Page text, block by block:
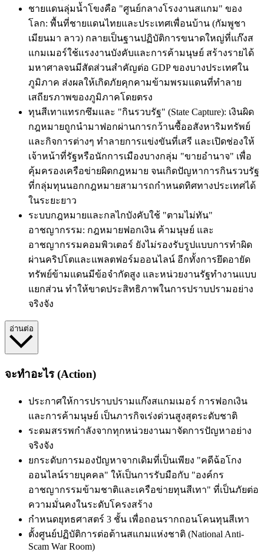
ชายแดนลุ่มน้ำโขงคือ "ศูนย์กลางโรงงานสแกม" ของ
โลก: พื้นที่ชายแดนไทยและประเทศเพื่อนบ้าน (กัมพูชา
เมียนมา ลาว) กลายเป็นฐานปฏิบัติการขนาดใหญ่ที่แก๊งส
แกมเมอร์ใช้แรงงานบังคับและการค้ามนุษย์ สร้างรายได้
มหาศาลจนมีสัดส่วนสำคัญต่อ GDP ของบางประเทศใน
ภูมิภาค ส่งผลให้เกิดภัยคุกคามข้ามพรมแดนที่ทำลาย
เสถียรภาพของภูมิภาคโดยตรง
ทุนสีเทาแทรกซึมและ "กินรวบรัฐ" (State Capture): เงินผิด
กฎหมายถูกนำมาฟอกผ่านการกว้านซื้ออสังหาริมทรัพย์
และกิจการต่างๆ ทำลายการแข่งขันที่เสรี และเปิดช่องให้
เจ้าหน้าที่รัฐหรือนักการเมืองบางกลุ่ม "ขายอำนาจ" เพื่อ
คุ้มครองเครือข่ายผิดกฎหมาย จนเกิดปัญหาการกินรวบรัฐ
ที่กลุ่มทุนนอกกฎหมายสามารถกำหนดทิศทางประเทศได้
ในระยะยาว
ระบบกฎหมายและกลไกบังคับใช้ "ตามไม่ทัน"
อาชญากรรม: กฎหมายฟอกเงิน ค้ามนุษย์ และ
อาชญากรรมคอมพิวเตอร์ ยังไม่รองรับรูปแบบการทำผิด
ผ่านคริปโตและแพลตฟอร์มออนไลน์ อีกทั้งการยึดอายัด
ทรัพย์ข้ามแดนมีข้อจำกัดสูง และหน่วยงานรัฐทำงานแบบ
แยกส่วน ทำให้ขาดประสิทธิภาพในการปราบปรามอย่าง
จริงจัง
อ่านต่อ
จะทำอะไร (Action)
ประกาศให้การปราบปรามแก๊งสแกมเมอร์ การฟอกเงิน
และการค้ามนุษย์ เป็นภารกิจเร่งด่วนสูงสุดระดับชาติ
ระดมสรรพกำลังจากทุกหน่วยงานมาจัดการปัญหาอย่าง
จริงจัง
ยกระดับการมองปัญหาจากเดิมที่เป็นเพียง "คดีฉ้อโกง
ออนไลน์รายบุคคล" ให้เป็นการรับมือกับ "องค์กร
อาชญากรรมข้ามชาติและเครือข่ายทุนสีเทา" ที่เป็นภัยต่อ
ความมั่นคงในระดับโครงสร้าง
กำหนดยุทธศาสตร์ 3 ชั้น เพื่อถอนรากถอนโคนทุนสีเทา
ตั้งศูนย์ปฏิบัติการต่อต้านสแกมแห่งชาติ (National Anti-
Scam War Room)